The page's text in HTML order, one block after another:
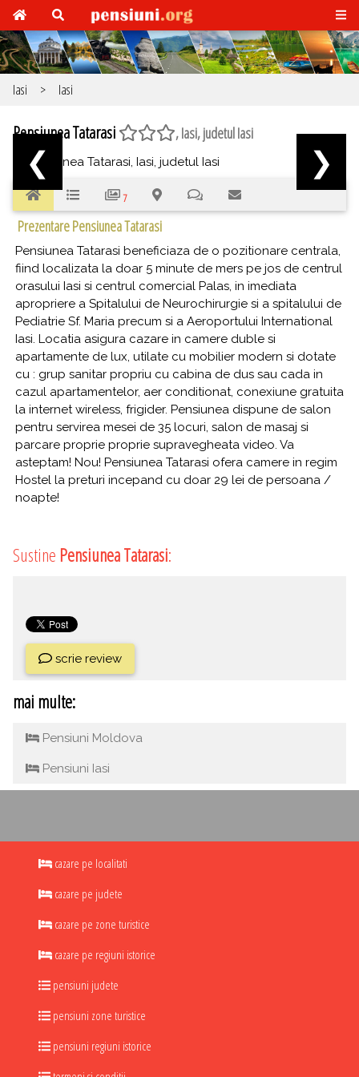
Iasi > Iasi
Pensiunea Tatarasi , Iasi, judetul Iasi
❮ ❯
7
Prezentare Pensiunea Tatarasi
Pensiunea Tatarasi beneficiaza de o pozitionare centrala,
fiind localizata la doar 5 minute de mers pe jos de centrul
orasului Iasi si centrul comercial Palas, in imediata
apropriere a Spitalului de Neurochirurgie si a spitalului de
Pediatrie Sf. Maria precum si a Aeroportului International
Iasi. Locatia asigura cazare in camere duble si
apartamente de lux, utilate cu mobilier modern si dotate
cu : grup sanitar propriu cu cabina de dus sau cada in
cazul apartamentelor, aer conditionat, conexiune gratuita
la internet wireless, frigider. Pensiunea dispune de salon
pentru servirea mesei de 35 locuri, salon de masaj si
parcare proprie proprie supravegheata video. Va
asteptam! Nou! Pensiunea Tatarasi ofera camere in regim
Hostel la preturi incepand cu doar 29 lei de persoana /
noapte!
Sustine Pensiunea Tatarasi:
scrie review
mai multe:
Pensiuni Moldova
Pensiuni Iasi
cazare pe localitati
cazare pe judete
cazare pe zone turistice
cazare pe regiuni istorice
pensiuni judete
pensiuni zone turistice
pensiuni regiuni istorice